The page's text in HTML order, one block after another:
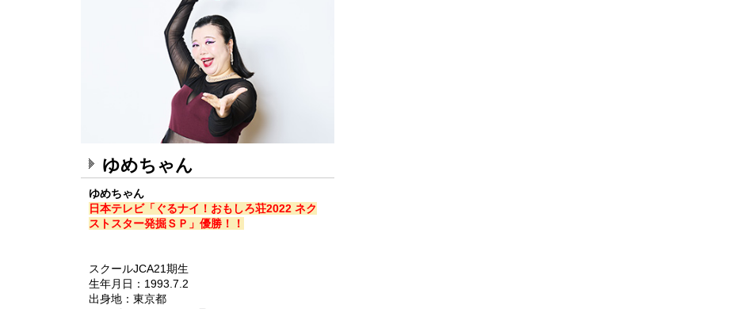
ゆめちゃん
ゆめちゃん
日本テレビ「 ぐるナイ！おもしろ荘2022 ネク
ストスター発掘ＳＰ」優勝！！
スクールJCA21期生
生年月日：1993.7.2
出身地：東京都